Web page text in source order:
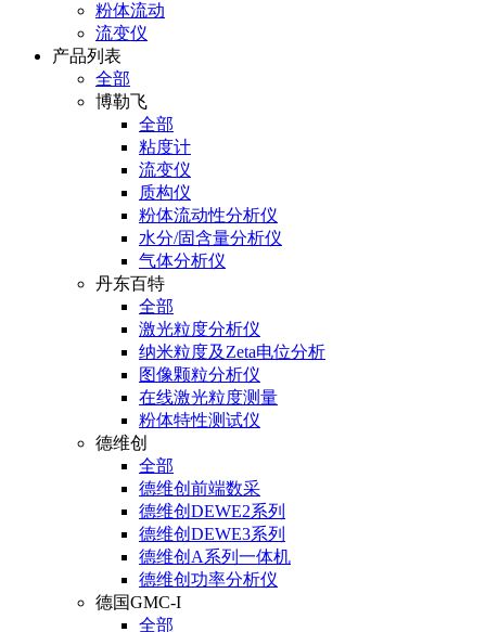
粉体流动
流变仪
产品列表
全部
博勒飞
全部
粘度计
流变仪
质构仪
粉体流动性分析仪
水分/固含量分析仪
气体分析仪
丹东百特
全部
激光粒度分析仪
纳米粒度及Zeta电位分析
图像颗粒分析仪
在线激光粒度测量
粉体特性测试仪
德维创
全部
德维创前端数采
德维创DEWE2系列
德维创DEWE3系列
德维创A系列一体机
德维创功率分析仪
德国GMC-I
全部